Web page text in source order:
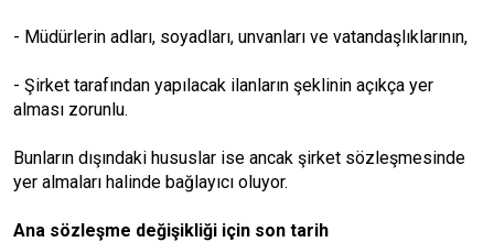
- Müdürlerin adları, soyadları, unvanları ve vatandaşlıklarının,
- Şirket tarafından yapılacak ilanların şeklinin açıkça yer
alması zorunlu.
Bunların dışındaki hususlar ise ancak şirket sözleşmesinde
yer almaları halinde bağlayıcı oluyor.
Ana sözleşme değişikliği için son tarih